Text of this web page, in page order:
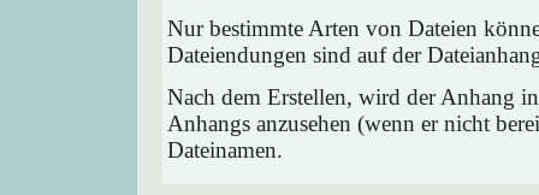
Nur bestimmte Arten von Dateien
Dateiendungen sind auf der
Nach dem Erstellen, wird der Anhang
Anhangs anzusehen (wenn er nicht
Dateinamen.